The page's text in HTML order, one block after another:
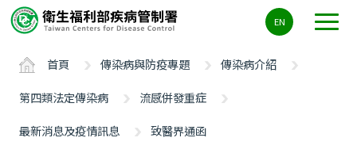
要
ALT+C
EN
首頁 傳染病與防疫專題
傳染病介紹
第四類法定傳染病
流感併發重症
最新消息及疫情訊息
致醫界通函